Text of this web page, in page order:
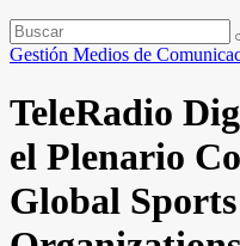
Gestión Medios de
TeleRadio
el Plenario
Global